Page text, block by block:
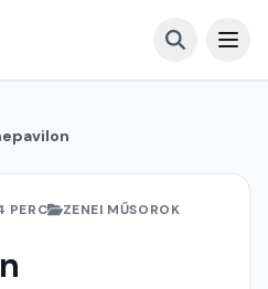
PERC ZENEI MŰSOROK